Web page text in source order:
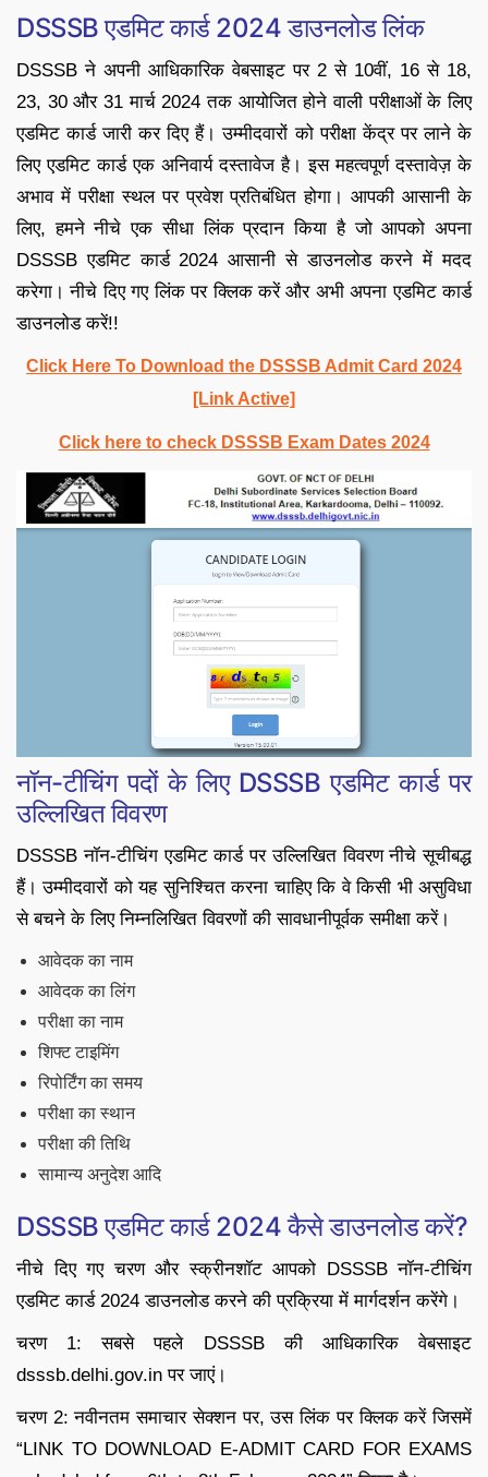
DSSSB एडमिट कार्ड 2024 डाउनलोड लिंक
DSSSB ने अपनी आधिकारिक वेबसाइट पर 2 से 10वीं, 16 से 18,
23, 30 और 31 मार्च 2024 तक आयोजित होने वाली परीक्षाओं के लिए
एडमिट कार्ड जारी कर दिए हैं। उम्मीदवारों को परीक्षा केंद्र पर लाने के
लिए एडमिट कार्ड एक अनिवार्य दस्तावेज है। इस महत्वपूर्ण दस्तावेज़ के
अभाव में परीक्षा स्थल पर प्रवेश प्रतिबंधित होगा। आपकी आसानी के
लिए, हमने नीचे एक सीधा लिंक प्रदान किया है जो आपको अपना
DSSSB एडमिट कार्ड 2024 आसानी से डाउनलोड करने में मदद
करेगा। नीचे दिए गए लिंक पर क्लिक करें और अभी अपना एडमिट कार्ड
डाउनलोड करें!!
Click Here To Download the DSSSB Admit Card 2024
[Link Active]
Click here to check DSSSB Exam Dates 2024
नॉन-टीचिंग पदों के लिए DSSSB एडमिट कार्ड पर
उल्लिखित विवरण
DSSSB नॉन-टीचिंग एडमिट कार्ड पर उल्लिखित विवरण नीचे सूचीबद्ध
हैं। उम्मीदवारों को यह सुनिश्चित करना चाहिए कि वे किसी भी असुविधा
से बचने के लिए निम्नलिखित विवरणों की सावधानीपूर्वक समीक्षा करें।
आवेदक का नाम
आवेदक का लिंग
परीक्षा का नाम
शिफ्ट टाइमिंग
रिपोर्टिंग का समय
परीक्षा का स्थान
परीक्षा की तिथि
सामान्य अनुदेश आदि
DSSSB एडमिट कार्ड 2024 कैसे डाउनलोड करें?
नीचे दिए गए चरण और स्क्रीनशॉट आपको DSSSB नॉन-टीचिंग
एडमिट कार्ड 2024 डाउनलोड करने की प्रक्रिया में मार्गदर्शन करेंगे।
चरण 1: सबसे पहले DSSSB की आधिकारिक वेबसाइट
dsssb.delhi.gov.in पर जाएं।
चरण 2: नवीनतम समाचार सेक्शन पर, उस लिंक पर क्लिक करें जिसमें
“LINK TO DOWNLOAD E-ADMIT CARD FOR EXAMS